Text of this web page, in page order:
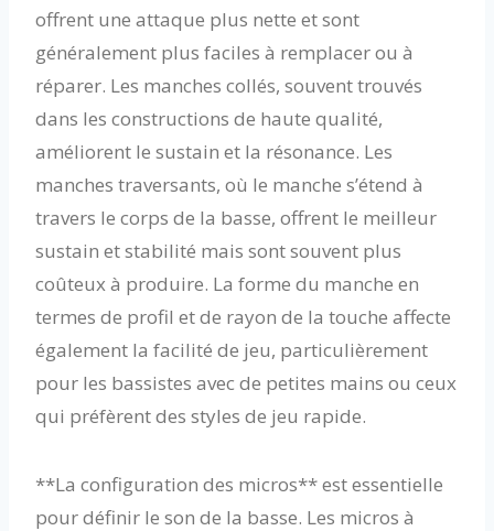
offrent une attaque plus nette et sont
généralement plus faciles à remplacer ou à
réparer. Les manches collés, souvent trouvés
dans les constructions de haute qualité,
améliorent le sustain et la résonance. Les
manches traversants, où le manche s’étend à
travers le corps de la basse, offrent le meilleur
sustain et stabilité mais sont souvent plus
coûteux à produire. La forme du manche en
termes de profil et de rayon de la touche affecte
également la facilité de jeu, particulièrement
pour les bassistes avec de petites mains ou ceux
qui préfèrent des styles de jeu rapide.
**La configuration des micros** est essentielle
pour définir le son de la basse. Les micros à